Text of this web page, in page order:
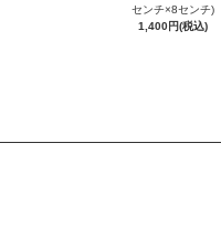
センチ×8センチ)
1,400円(税込)